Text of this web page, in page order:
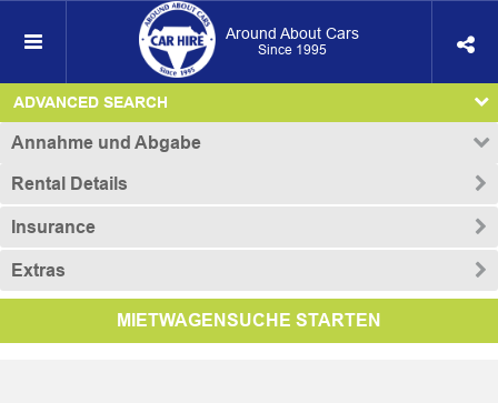
Around About Cars
Since 1995
ADVANCED SEARCH
Annahme und Abgabe
Rental Details
Insurance
Extras
MIETWAGENSUCHE STARTEN